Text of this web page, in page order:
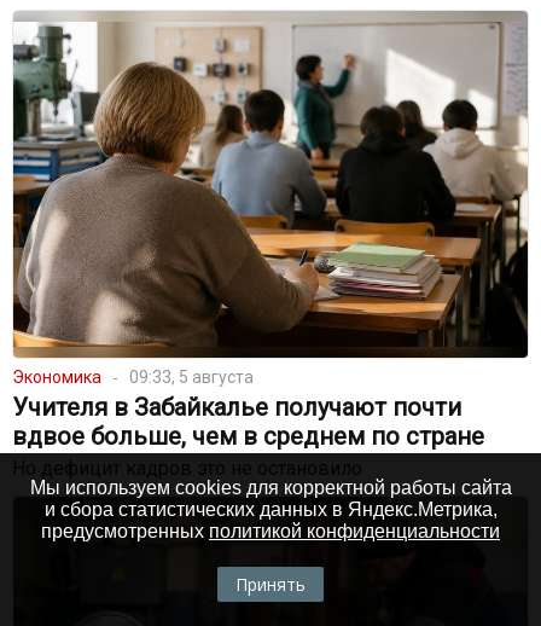
Экономика 09:33, 5 августа
Учителя в Забайкалье получают почти
вдвое больше, чем в среднем по стране
Мы используем cookies для корректной работы сайта
и сбора статистических данных в Яндекс.Метрика,
предусмотренных политикой конфиденциальности
Принять